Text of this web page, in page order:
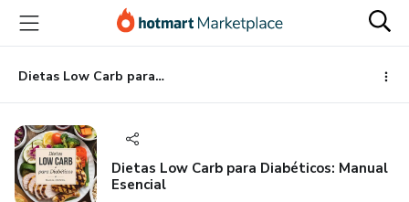
principal
página
de
página
Dietas Low Carb para Diabéticos: Manual Esencial
Dietas Low Carb para Diabéticos: Manual
Esencial